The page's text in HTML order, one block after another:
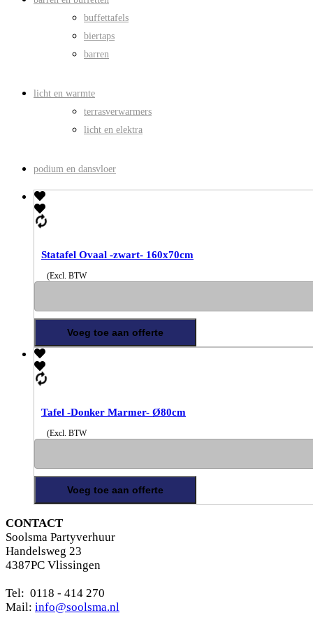
buffettafels
biertaps
barren
licht en warmte
terrasverwarmers
licht en elektra
podium en dansvloer
Statafel Ovaal -zwart- 160x70cm
(Excl. BTW
Voeg toe aan offerte
Tafel -Donker Marmer- Ø80cm
(Excl. BTW
Voeg toe aan offerte
CONTACT
Soolsma Partyverhuur
Handelsweg 23
4387PC Vlissingen
Tel: 0118 - 414 270
Mail: info@soolsma.nl